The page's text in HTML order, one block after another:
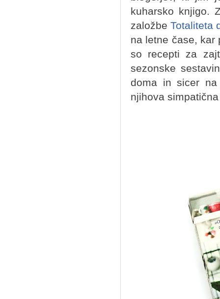
kuharsko knjigo.
založbeTotaliteta
na letne čase,
so recepti za
sezonske
doma in sicer
njihova